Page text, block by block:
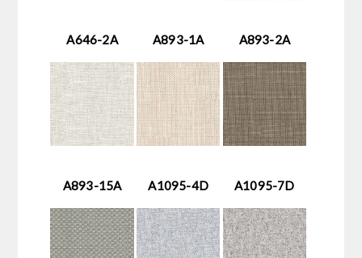
A646-2A A893-1A A893-2A
A893-15A A1095-4D A1095-7D